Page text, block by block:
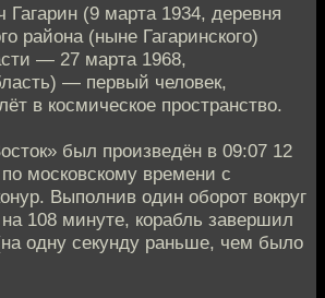
(9 марта 1934, деревня
района (ныне Гагаринского)
— 27 марта 1968,
— первый человек,
в космическое пространство.
был произведён в 09:07 12
московскому времени с
Выполнив один оборот вокруг
108 минуте, корабль завершил
одну секунду раньше, чем было